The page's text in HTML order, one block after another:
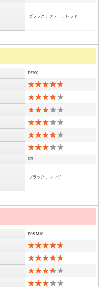
ブラック 、グレー 、レッド
D3300
5万
ブラック 、レッド
EOS M10